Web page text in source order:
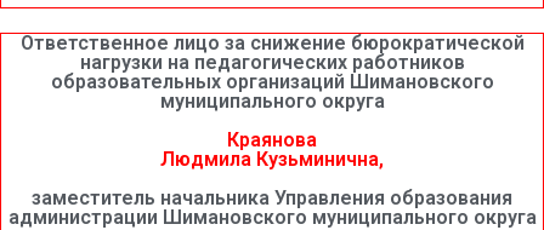
Ответственное лицо за снижение бюрократической
нагрузки на педагогических работников
образовательных организаций Шимановского
муниципального округа
Краянова
Людмила Кузьминична,
заместитель начальника Управления образования
администрации Шимановского муниципального округа